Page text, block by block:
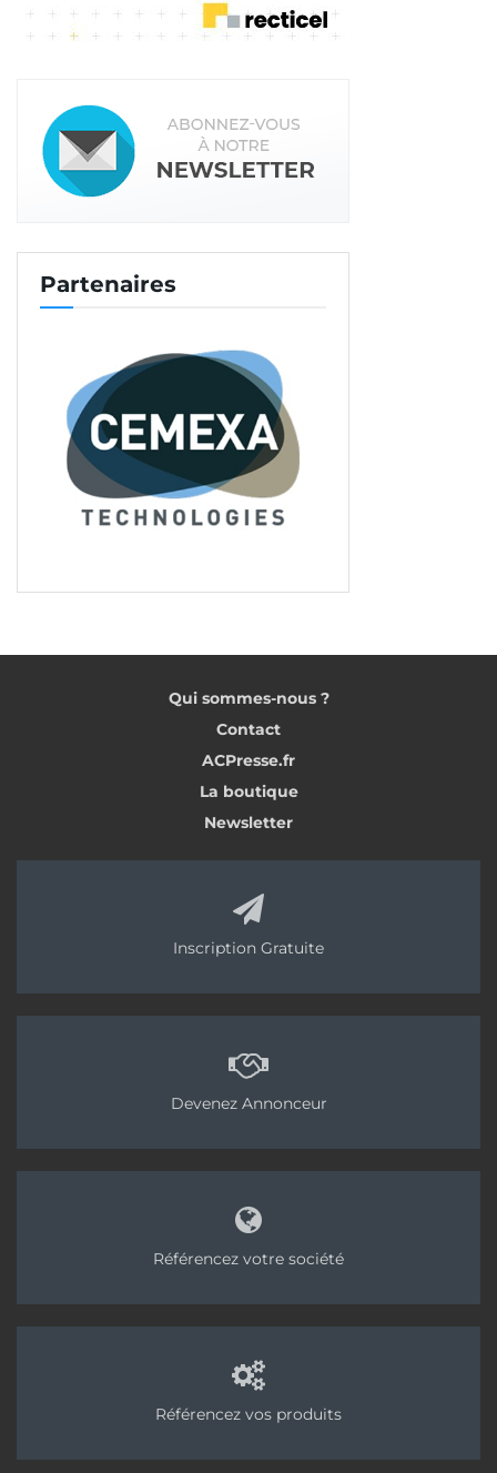
Partenaires
Qui sommes-nous ?
Contact
ACPresse.fr
La boutique
Newsletter
Inscription Gratuite
Devenez Annonceur
Référencez votre société
Référencez vos produits